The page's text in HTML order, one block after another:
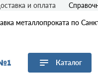
металлопроката по
Каталог
и оплата